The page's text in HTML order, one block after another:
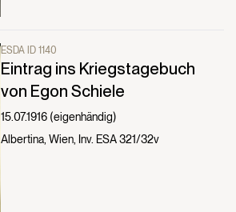
ESDA ID 1140
Eintrag ins Kriegstagebuch
von Egon Schiele
15.07.1916 (eigenhändig)
Albertina, Wien, Inv. ESA 321/32v